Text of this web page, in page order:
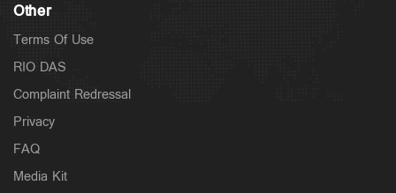
Other
Terms Of Use
RIO DAS
Complaint Redressal
Privacy
FAQ
Media Kit